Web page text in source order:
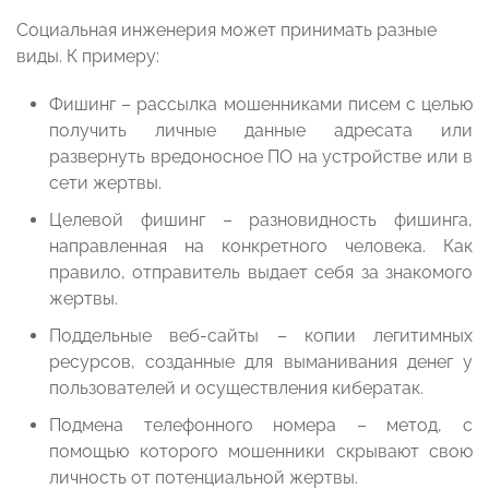
Социальная инженерия может принимать разные
виды. К примеру:
Фишинг – рассылка мошенниками писем с целью
получить личные данные адресата или
развернуть вредоносное ПО на устройстве или в
сети жертвы.
Целевой фишинг – разновидность фишинга,
направленная на конкретного человека. Как
правило, отправитель выдает себя за знакомого
жертвы.
Поддельные веб-сайты – копии легитимных
ресурсов, созданные для выманивания денег у
пользователей и осуществления кибератак.
Подмена телефонного номера – метод, с
помощью которого мошенники скрывают свою
личность от потенциальной жертвы.